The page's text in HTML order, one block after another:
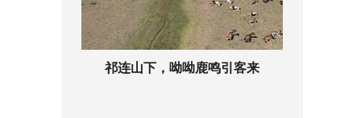
祁连山下，呦呦鹿鸣引客来